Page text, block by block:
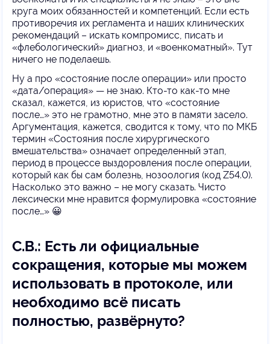
круга моих обязанностей и компетенций. Если есть
противоречия их регламента и наших клинических
рекомендаций – искать компромисс, писать и
«флебологический» диагноз, и «военкоматный». Тут
ничего не поделаешь.
Ну а про «состояние после операции» или просто
«дата/операция» — не знаю. Кто-то как-то мне
сказал, кажется, из юристов, что «состояние
после…» это не грамотно, мне это в памяти засело.
Аргументация, кажется, сводится к тому, что по МКБ
термин «Состояния после хирургического
вмешательства» означает определенный этап,
период в процессе выздоровления после операции,
который как бы сам болезнь, нозоология (код Z54.0).
Насколько это важно – не могу сказать. Чисто
лексически мне нравится формулировка «состояние
после…» 😀
С.В.: Есть ли официальные
сокращения, которые мы можем
использовать в протоколе, или
необходимо всё писать
полностью, развёрнуто?